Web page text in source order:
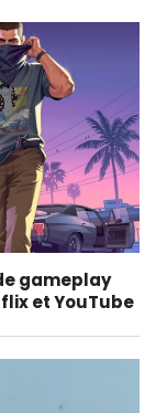
gameplay
et YouTube